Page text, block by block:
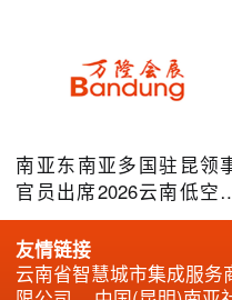
南亚东南亚多国驻昆领
官员出席2026云南低空
济博览会，共谋跨境无
机产业合作
友情链接
云南省智慧城市集成服务